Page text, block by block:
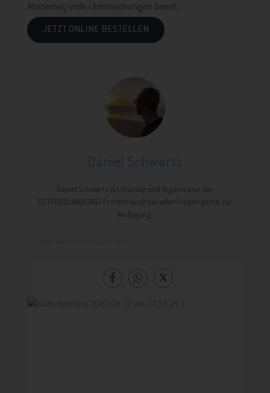
Norderney viele Überraschungen bereit.
JETZT ONLINE BESTELLEN
Daniel Schwartz
Daniel Schwartz ist Gründer und Organisator der
OSTFRIESLANDCARD. Er steht euch bei allen Fragen gerne zur
Verfügung.